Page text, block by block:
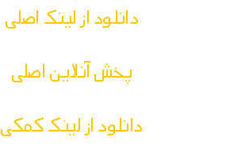
دانلود از لینک اصلی
پخش آنلاین اصلی
دانلود از لینک کمکی